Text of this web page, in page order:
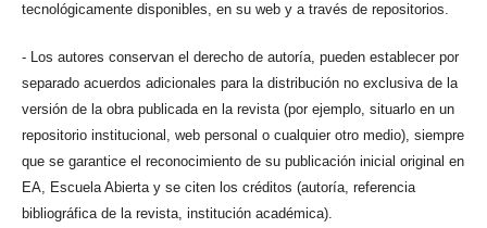
tecnológicamente disponibles, en su web y a través de repositorios.
- Los autores conservan el derecho de autoría, pueden establecer por
separado acuerdos adicionales para la distribución no exclusiva de la
versión de la obra publicada en la revista (por ejemplo, situarlo en un
repositorio institucional, web personal o cualquier otro medio), siempre
que se garantice el reconocimiento de su publicación inicial original en
EA, Escuela Abierta y se citen los créditos (autoría, referencia
bibliográfica de la revista, institución académica).